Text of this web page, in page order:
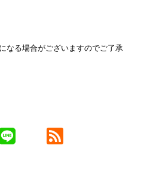
なる場合がございますのでご了承